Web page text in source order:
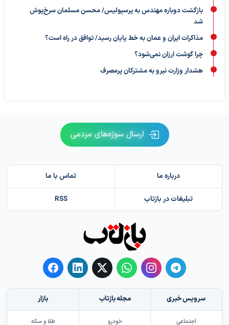
بازگشت دوباره مهندس به پرسپولیس/ محسن مسلمان سرخ‌پوش
شد
مذاکرات ایران و عمان به خط پایان رسید/ توافق در راه است؟
چرا گوشت ارزان نمی‌شود؟
هشدار وزارت نیرو به مشترکان پرمصرف
ارسال سوژه‌های مردمی
درباره ما تماس با ما
تبلیغات در بازتاب RSS
سرویس خبری
اجتماعی
مجله بازتاب
خودرو
بازار
طلا و سکه